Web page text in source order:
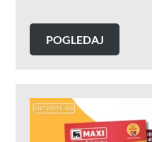
POGLEDAJ